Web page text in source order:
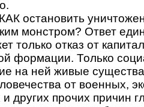
остановить
монстром? Ответ
только отказ от
формации. Только
на ней живые
от военных,
других прочих причин